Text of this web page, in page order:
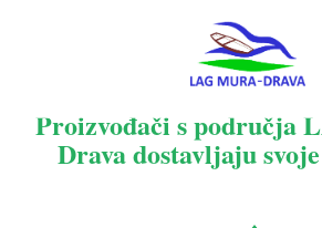
Proizvođači s područja
Drava dostavljaju